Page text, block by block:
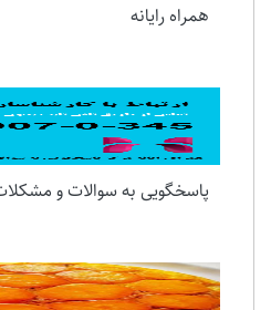
همراه رایانه
پاسخگویی به سوالات و